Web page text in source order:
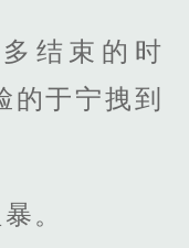
结束的时
的于宁拽到
。